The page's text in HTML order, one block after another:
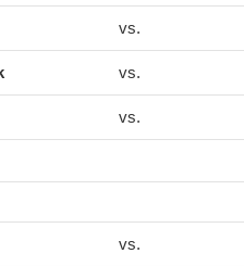
vs.
vs.
vs.
vs.